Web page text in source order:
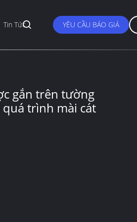
Tin Tức YÊU CẦU BÁO GIÁ
gắn trên tường
trình mài cát